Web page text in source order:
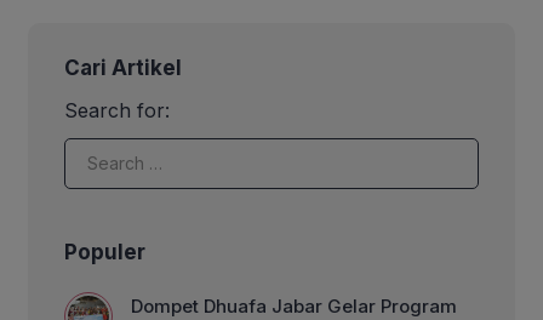
Cari Artikel
Search for:
Populer
Dompet Dhuafa Jabar Gelar Program